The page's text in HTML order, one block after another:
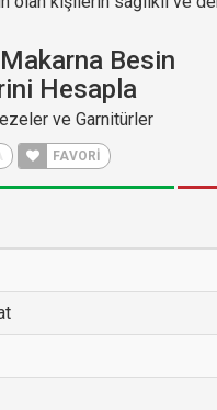
Makarna Besin
Hesapla
ve Garnitürler
FAVORİ